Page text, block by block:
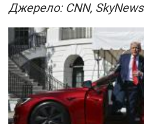
Джерело: CNN, SkyNews